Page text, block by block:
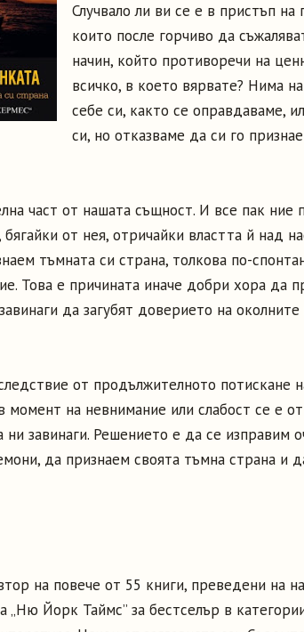
Случвало ли ви се е в пристъп на
които после горчиво да
начин, който противоречи на
всичко, в което вярвате? Нима
себе си, както се оправдаваме,
си, но отказваме да си го
част от нашата същност. И все пак ние
от нея, отричайки властта й над
тъмната си страна, толкова по-
Това е причината иначе добри хора да
да загубят доверието на
от продължителното потискане
момент на невнимание или слабост се е
завинаги. Решението е да се изправим
да признаем своята тъмна страна и
на повече от 55 книги, преведени на
„Ню Йорк Таймс” за бестселър в